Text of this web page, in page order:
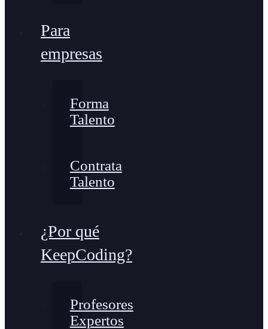
Para
empresas
Forma
Talento
Contrata
Talento
¿Por qué
KeepCoding?
Profesores
Expertos